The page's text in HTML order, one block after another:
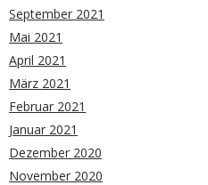
September 2021
Mai 2021
April 2021
März 2021
Februar 2021
Januar 2021
Dezember 2020
November 2020